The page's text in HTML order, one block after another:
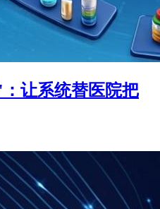
让系统替医院把